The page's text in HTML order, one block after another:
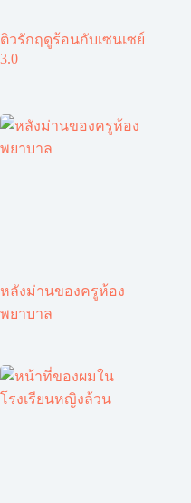
ติวรักฤดูร้อนกับเซนเซย์
3.0
หลังม่านของครูห้อง
พยาบาล